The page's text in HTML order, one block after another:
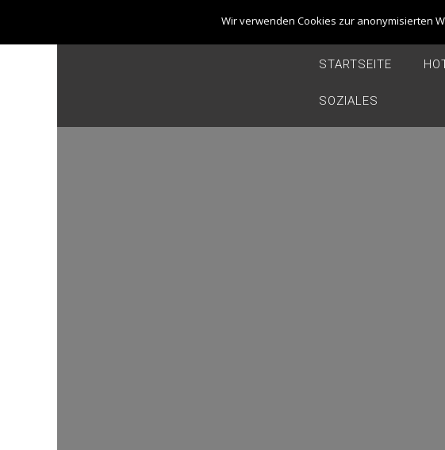
T. +49 (0) 176 62651073
STARTSEITE
SOZIALES
Wir verwenden Cookies zur anonymisierten